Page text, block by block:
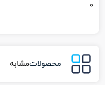
0
محصولاتمشابه